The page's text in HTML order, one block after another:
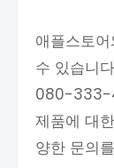
애플스토
수 있습니
080-333-
제품에 대
양한 문의